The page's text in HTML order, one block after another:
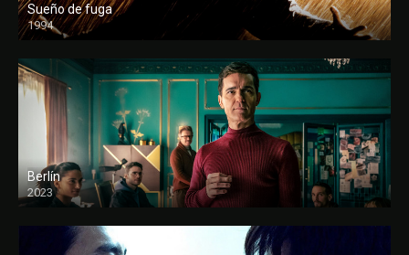
Sueño de fuga
1994
FULL HD
Berlín
2023